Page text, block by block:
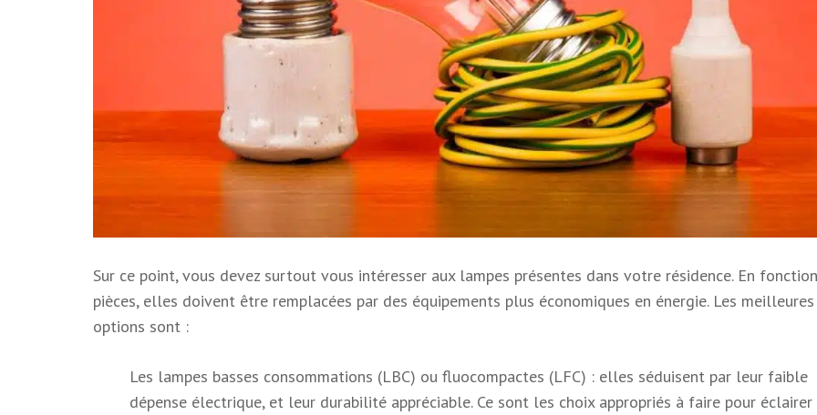
Sur ce point, vous devez surtout vous intéresser aux lampes présentes dans votre résidence. En
pièces, elles doivent être remplacées par des équipements plus économiques en énergie. Les meilleures
options sont :
Les lampes basses consommations (LBC) ou fluocompactes (LFC) : elles séduisent par leur faible
dépense électrique, et leur durabilité appréciable. Ce sont les choix appropriés à faire pour éclairer